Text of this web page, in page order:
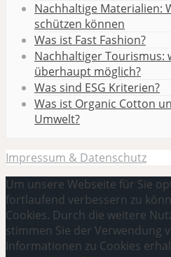
Nachhaltige Materialien:
schützen können
Was ist Fast Fashion?
Nachhaltiger Tourismus:
überhaupt möglich?
Was sind ESG Kriterien?
Was ist Organic Cotton
Umwelt?
Impressum & Datenschutz
Um unsere Webseite für Sie
fortlaufend verbessern zu
Cookies. Durch die weitere
stimmen Sie der Verwendung
Informationen zu Cookies